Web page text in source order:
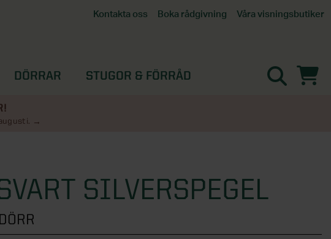
Kontakta oss Boka rådgivning Våra visningsbutiker
Göteborg
DÖRRAR
STUGOR & FÖRRÅD
SILVERSPEGEL